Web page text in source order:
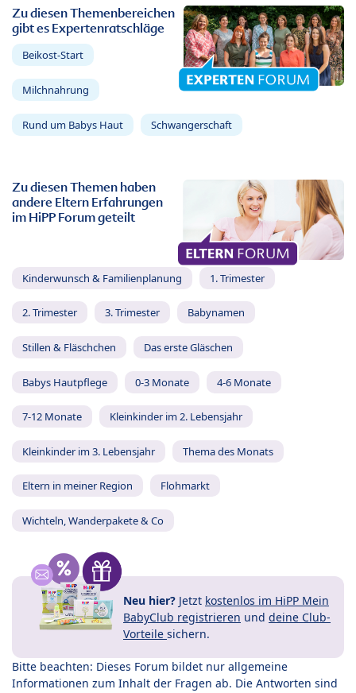
Zu diesen Themenbereichen
gibt es Expertenratschläge
Beikost-Start
Milchnahrung
Rund um Babys Haut Schwangerschaft
Zu diesen Themen haben
andere Eltern Erfahrungen
im HiPP Forum geteilt
Kinderwunsch & Familienplanung 1. Trimester
2. Trimester 3. Trimester Babynamen
Stillen & Fläschchen Das erste Gläschen
Babys Hautpflege 0-3 Monate 4-6 Monate
7-12 Monate Kleinkinder im 2. Lebensjahr
Kleinkinder im 3. Lebensjahr Thema des Monats
Eltern in meiner Region Flohmarkt
Wichteln, Wanderpakete & Co
Neu hier? Jetzt kostenlos im HiPP Mein
BabyClub registrieren und deine Club-
Vorteile sichern.
Bitte beachten: Dieses Forum bildet nur allgemeine
Informationen zum Inhalt der Fragen ab. Die Antworten sind